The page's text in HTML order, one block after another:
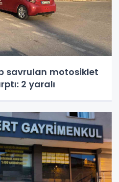
savrulan motosiklet
2 yaralı